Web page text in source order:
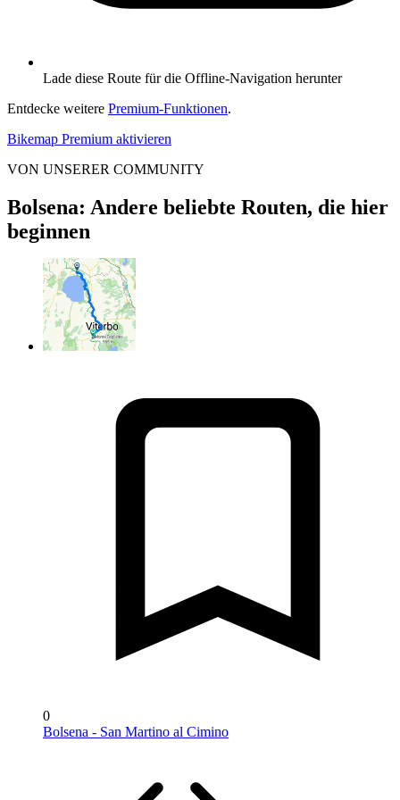
Lade diese Route für die Offline-Navigation herunter
Entdecke weitere Premium-Funktionen.
Bikemap Premium aktivieren
VON UNSERER COMMUNITY
Bolsena: Andere beliebte Routen, die hier
beginnen
0
Bolsena - San Martino al Cimino